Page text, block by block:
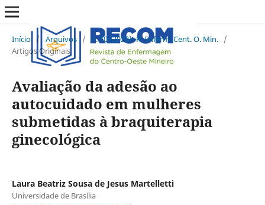
Início / Arquivos / v. 10 (2020): R. Enferm. Cent. O. Min. /
Artigos Originais
Avaliação da adesão ao
autocuidado em mulheres
submetidas à braquiterapia
ginecológica
Laura Beatriz Sousa de Jesus Martelletti
Universidade de Brasília